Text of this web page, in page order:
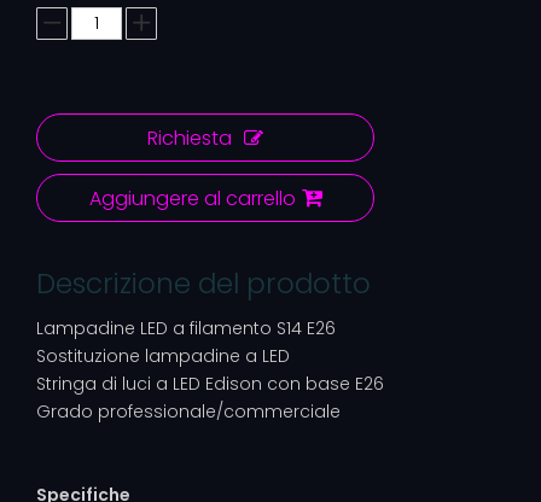
Richiesta
Aggiungere al carrello
Descrizione del prodotto
Lampadine LED a filamento S14 E26
Sostituzione lampadine a LED
Stringa di luci a LED Edison con base E26
Grado professionale/commerciale
Specifiche